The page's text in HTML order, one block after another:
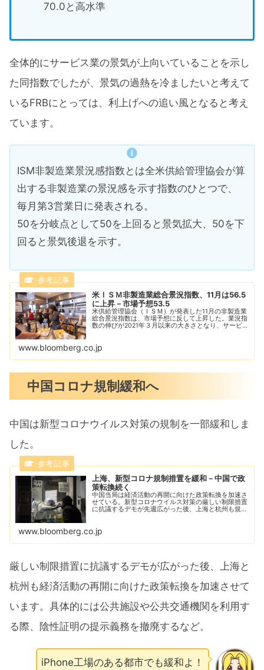
70.0と高水準
全体的にサービス業の景気が上向いていることを示し
た同指数でしたが、景気の過熱を冷ましたいと考えて
いるFRBにとっては、利上げへの追い風となると考え
ています。
ISM非製造業景況感指数とは全米供給管理協会が算
出する非製造業の景況感を示す指数のひとつで、
毎月第3営業日に発表される。
50を分岐点として50を上回ると景気拡大、50を下
回ると景気後退を示す。
米ＩＳＭ非製造業総合景況指数、11月は56.5
に上昇－市場予想53.5
米供給管理協会（ＩＳＭ）が発表した11月の非製造業
総合景況指数は、市場予想に反して上昇した。業況指
数の伸びが2021年３月以来の大きさとなり、サービ
www.bloomberg.co.jp
中国コロナ規制緩和へ
中国は新型コロナウイルス対策の規制を一部緩和しま
した。
上海、新型コロナ規制措置を緩和－中国で政
策転換続く
中国当局は経済活動の再開に向けた政策転換を加速さ
せている。新型コロナウイルス対策の厳しい制限措置
に抗議するデモが先週広がった後、上海と杭州も規制
www.bloomberg.co.jp
厳しい制限措置に抗議するデモが広がった後、上海と
杭州も経済活動の再開に向けた政策転換を加速させて
います。具体的には公共施設や公共交通機関を利用す
る際、陰性証明の提示義務を撤廃するなど。
iPhone工場のある都市でも緩和よ！